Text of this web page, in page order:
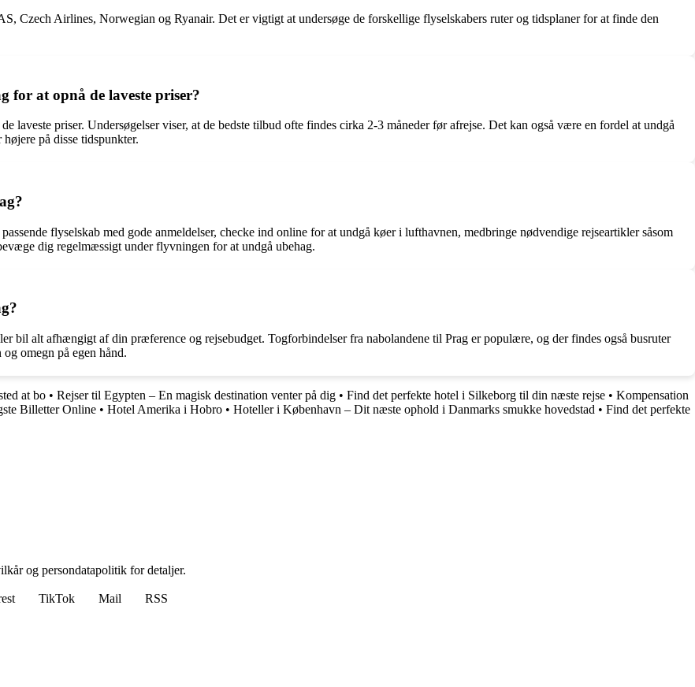
Czech Airlines, Norwegian og Ryanair. Det er vigtigt at undersøge de forskellige flyselskabers ruter og tidsplaner for at finde den
for at opnå de laveste priser?
laveste priser. Undersøgelser viser, at de bedste tilbud ofte findes cirka 2-3 måneder før afrejse. Det kan også være en fordel at undgå
på disse tidspunkter.
flyselskab med gode anmeldelser, checke ind online for at undgå køer i lufthavnen, medbringe nødvendige rejseartikler såsom
dig regelmæssigt under flyvningen for at undgå ubehag.
bil alt afhængigt af din præference og rejsebudget. Togforbindelser fra nabolandene til Prag er populære, og der findes også busruter
omegn på egen hånd.
at bo • Rejser til Egypten – En magisk destination venter på dig • Find det perfekte hotel i Silkeborg til din næste rejse • Kompensation
Billetter Online • Hotel Amerika i Hobro • Hoteller i København – Dit næste ophold i Danmarks smukke hovedstad • Find det perfekte
og persondatapolitik for detaljer.
TikTok Mail
RSS